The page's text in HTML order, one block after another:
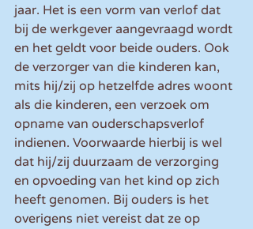
jaar. Het is een vorm van verlof dat
bij de werkgever aangevraagd wordt
en het geldt voor beide ouders. Ook
de verzorger van die kinderen kan,
mits hij/zij op hetzelfde adres woont
als die kinderen, een verzoek om
opname van ouderschapsverlof
indienen. Voorwaarde hierbij is wel
dat hij/zij duurzaam de verzorging
en opvoeding van het kind op zich
heeft genomen. Bij ouders is het
overigens niet vereist dat ze op